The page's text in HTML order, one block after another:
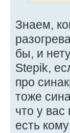
Знаем,
бы, и
Stepik,
про
тоже
что у
есть